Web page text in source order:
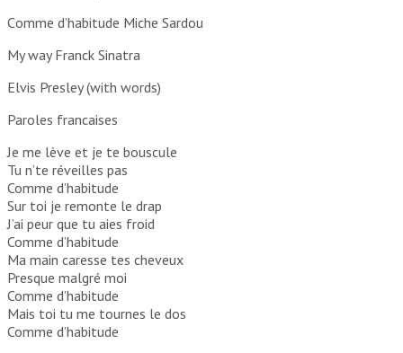
Сomme d’habitude Miche Sardou
My way Franck Sinatra
Elvis Presley (with words)
Paroles francaises
Je me lève et je te bouscule
Tu n’te réveilles pas
Comme d’habitude
Sur toi je remonte le drap
J’ai peur que tu aies froid
Comme d’habitude
Ma main caresse tes cheveux
Presque malgré moi
Comme d’habitude
Mais toi tu me tournes le dos
Comme d’habitude